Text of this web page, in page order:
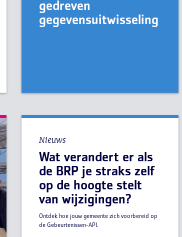
gedreven
gegevensuitwisseling
Nieuws
Wat verandert er als
de BRP je straks zelf
op de hoogte stelt
van wijzigingen?
Ontdek hoe jouw gemeente zich voorbereid op
de Gebeurtenissen-API.